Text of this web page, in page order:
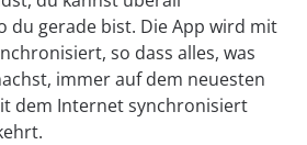
du gerade bist. Die App wird mit
so dass alles, was
immer auf dem neuesten
dem Internet synchronisiert